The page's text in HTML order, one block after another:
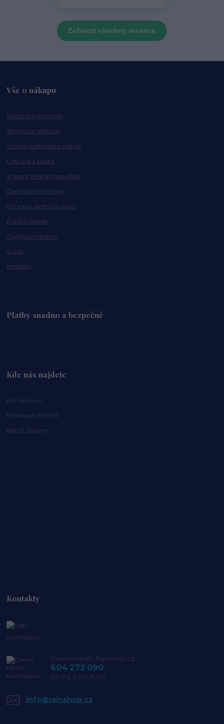
Zobrazit všechny recenze
Vše o nákupu
Registrace pro firmy
Technické podklady
On-line kalkulačka nádrže
Doprava a platba
Vrácení a reklamace zboží
Obchodní podmínky
Ochrana osobních údajů
Práce s cookies
Ověřování recenzí
O nás
Kontakty
Platby snadno a bezpečně
Kde nás najdete
Ramaco s.r.o.
Brněnská 3797/29
669 02 Znojmo
Kontakty
Rainshop.cz
Daniel Havlík, Rainshop.cz
604 272 090
Po-Pá: 9.00-15.00
info@rainshop.cz